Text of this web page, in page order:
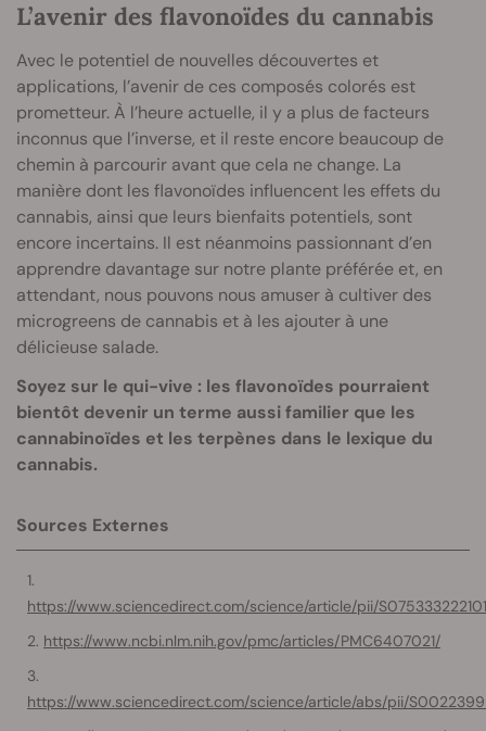
L’avenir des flavonoïdes du cannabis
Avec le potentiel de nouvelles découvertes et
applications, l’avenir de ces composés colorés est
prometteur. À l’heure actuelle, il y a plus de facteurs
inconnus que l’inverse, et il reste encore beaucoup de
chemin à parcourir avant que cela ne change. La
manière dont les flavonoïdes influencent les effets du
cannabis, ainsi que leurs bienfaits potentiels, sont
encore incertains. Il est néanmoins passionnant d’en
apprendre davantage sur notre plante préférée et, en
attendant, nous pouvons nous amuser à cultiver des
microgreens de cannabis et à les ajouter à une
délicieuse salade.
Soyez sur le qui-vive : les flavonoïdes pourraient
bientôt devenir un terme aussi familier que les
cannabinoïdes et les terpènes dans le lexique du
cannabis.
Sources Externes
https://www.sciencedirect.com/science/article/pii/
https://www.ncbi.nlm.nih.gov/pmc/articles/PMC6407021/
https://www.sciencedirect.com/science/article/abs/pii/